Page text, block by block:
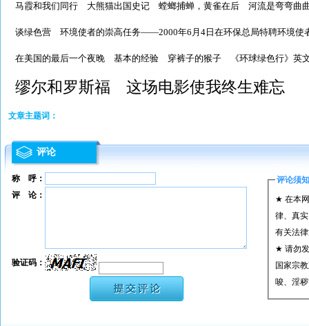
马霞和我们同行 大熊猫出国史记 螳螂捕蝉，黄雀在后 河流是弯弯曲
谈绿色营 环境使者的崇高任务——2000年6月4日在环保总局特聘环境使
在美国的最后一个夜晚 基本的经验 穿裤子的猴子 《环球绿色行》英
缪尔和罗斯福 这场电影使我终生难忘
文章主题词：
评论
称 呼： 评论须知
★ 在本
律、真
有关法
★ 请勿
国家宗
唆、淫
★ 承担
评 论：
验证码：